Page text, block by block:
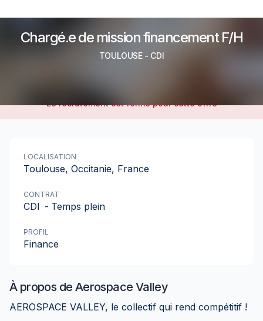
Chargé.e de mission financement F/H
TOULOUSE - CDI
Le recrutement est fermé pour cette offre
À propos de Aerospace Valley
AEROSPACE VALLEY, le collectif qui rend compétitif !
LOCALISATION
Toulouse, Occitanie, France
CONTRAT
CDI - Temps plein
PROFIL
Finance